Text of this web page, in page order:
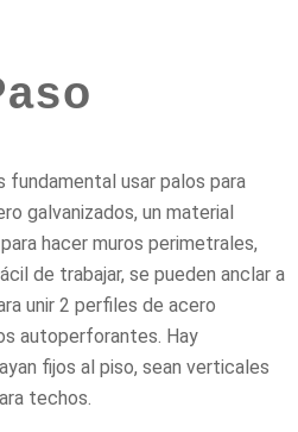
fundamental usar palos para
galvanizados, un material
hacer muros perimetrales,
de trabajar, se pueden anclar a
unir 2 perfiles de acero
autoperforantes. Hay
fijos al piso, sean verticales
techos.